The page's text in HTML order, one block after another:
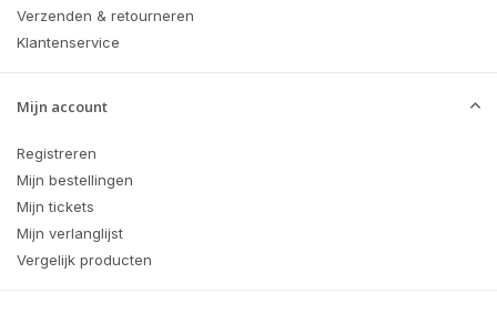
Verzenden & retourneren
Klantenservice
Mijn account
Registreren
Mijn bestellingen
Mijn tickets
Mijn verlanglijst
Vergelijk producten